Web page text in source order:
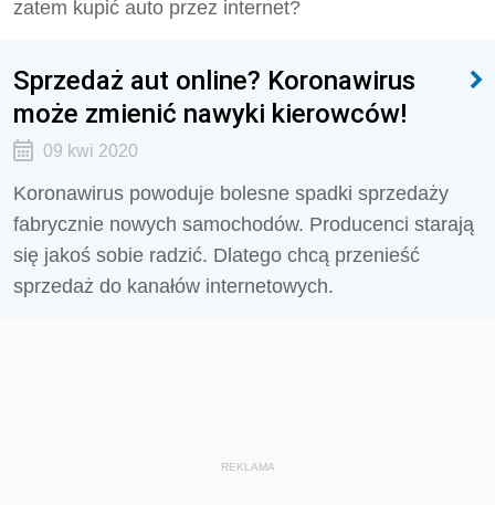
zatem kupić auto przez internet?
Sprzedaż aut online? Koronawirus
może zmienić nawyki kierowców!
09 kwi 2020
Koronawirus powoduje bolesne spadki sprzedaży
fabrycznie nowych samochodów. Producenci starają
się jakoś sobie radzić. Dlatego chcą przenieść
sprzedaż do kanałów internetowych.
REKLAMA